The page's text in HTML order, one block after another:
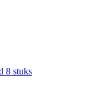
8 stuks